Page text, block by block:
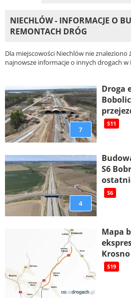
NIECHLÓW - INFORMACJE O
REMONTACH DRÓG
Dla miejscowości Niechlów nie znaleziono
najnowsze informacje o innych drogach w
7
Droga
S11
4
S6
S6
Mapa
Krosno
S19